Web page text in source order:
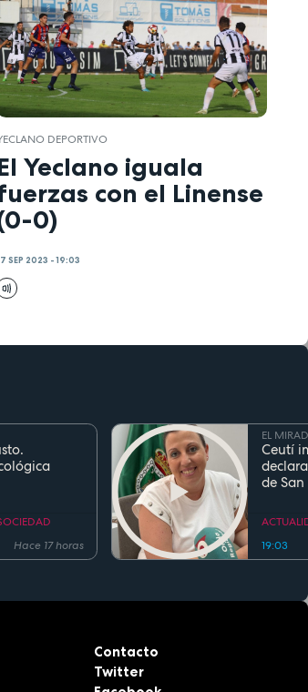
DEPORTIVO
Yeclano iguala
con el Linense
0)
SEP 2023 - 19:03
Hace 17 horas
EL
Ceutí
de
19:03
Contacto
Twitter